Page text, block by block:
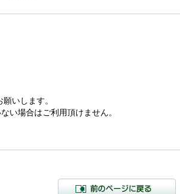
いします。
い場合はご利用頂けません。